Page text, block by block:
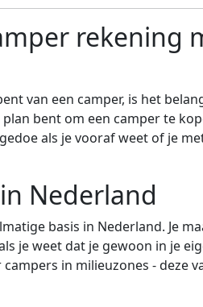
rekening
van een camper, is het
bent om een camper te
als je vooraf weet of je
Nederland
basis in Nederland. Je
je weet dat je gewoon in je
in milieuzones - deze